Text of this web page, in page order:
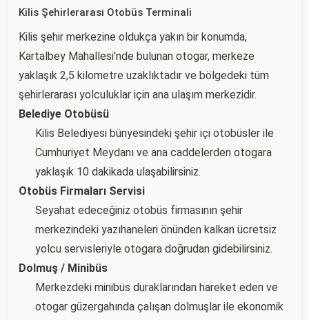
Kilis Şehirlerarası Otobüs Terminali
Kilis şehir merkezine oldukça yakın bir konumda,
Kartalbey Mahallesi'nde bulunan otogar, merkeze
yaklaşık 2,5 kilometre uzaklıktadır ve bölgedeki tüm
şehirlerarası yolculuklar için ana ulaşım merkezidir.
Belediye Otobüsü
Kilis Belediyesi bünyesindeki şehir içi otobüsler ile
Cumhuriyet Meydanı ve ana caddelerden otogara
yaklaşık 10 dakikada ulaşabilirsiniz.
Otobüs Firmaları Servisi
Seyahat edeceğiniz otobüs firmasının şehir
merkezindeki yazıhaneleri önünden kalkan ücretsiz
yolcu servisleriyle otogara doğrudan gidebilirsiniz.
Dolmuş / Minibüs
Merkezdeki minibüs duraklarından hareket eden ve
otogar güzergahında çalışan dolmuşlar ile ekonomik